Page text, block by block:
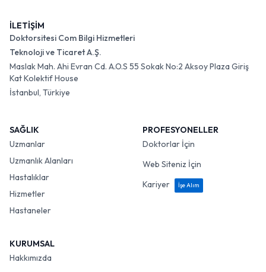
İLETİŞİM
Doktorsitesi Com Bilgi Hizmetleri
Teknoloji ve Ticaret A.Ş.
Maslak Mah. Ahi Evran Cd. A.O.S 55 Sokak No:2 Aksoy Plaza Giriş
Kat Kolektif House
İstanbul, Türkiye
SAĞLIK
Uzmanlar
Uzmanlık Alanları
Hastalıklar
Hizmetler
Hastaneler
PROFESYONELLER
Doktorlar İçin
Web Siteniz İçin
Kariyer
İşe Alım
KURUMSAL
Hakkımızda